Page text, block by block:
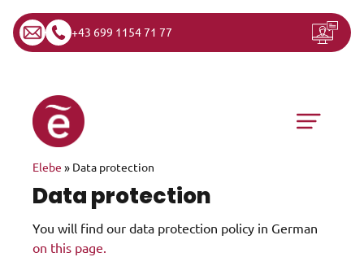
+43 699 1154 71 77
Skip to content
Main Navigation
Elebe » Data protection
Data protection
You will find our data protection policy in German
on this page.